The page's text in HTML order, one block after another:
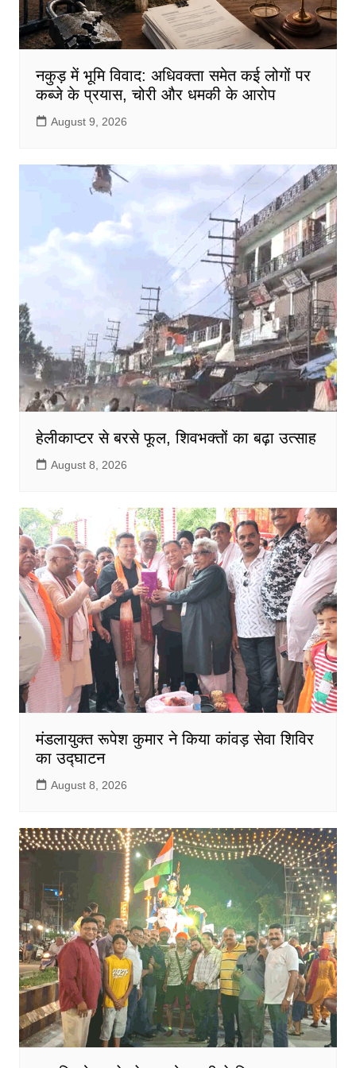
नकुड़ में भूमि विवाद: अधिवक्ता समेत कई लोगों पर
कब्जे के प्रयास, चोरी और धमकी के आरोप
August 9, 2026
हेलीकाप्टर से बरसे फूल, शिवभक्तों का बढ़ा उत्साह
August 8, 2026
मंडलायुक्त रूपेश कुमार ने किया कांवड़ सेवा शिविर
का उद्घाटन
August 8, 2026